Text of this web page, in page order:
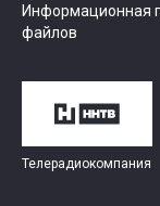
Информационная
файлов
Телерадиокомпания